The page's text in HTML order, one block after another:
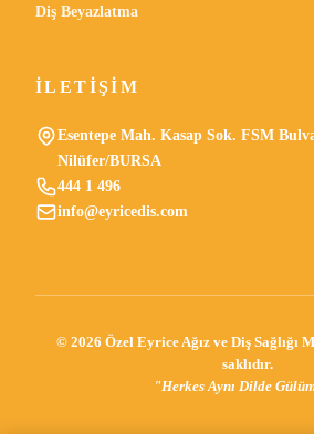
Diş Beyazlatma
İLETIŞIM
Esentepe Mah. Kasap Sok. FSM
Nilüfer/BURSA
444 1 496
info@eyricedis.com
© 2026 Özel Eyrice Ağız ve Diş Sağlığı
saklıdır.
"Herkes Aynı Dilde